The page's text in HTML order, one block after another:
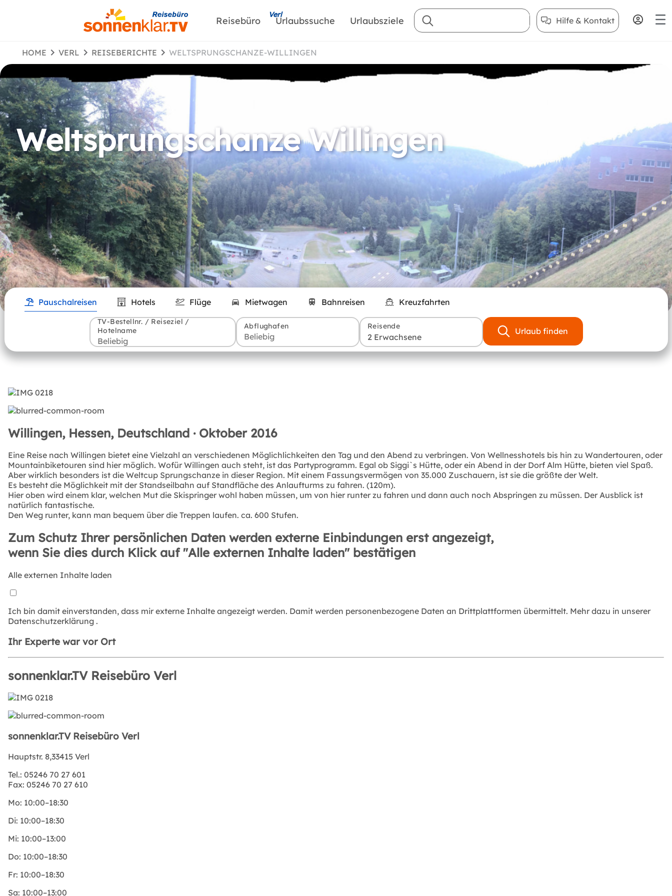
Verl
Reisebüro Urlaubssuche Urlaubsziele Hilfe & Kontakt
HOME VERL REISEBERICHTE WELTSPRUNGSCHANZE-WILLINGEN
Weltsprungschanze Willingen
Pauschalreisen Hotels Flüge Mietwagen Bahnreisen Kreuzfahrten
TV-Bestellnr. / Reiseziel /
Hotelname
Abflughafen Reisende
2 Erwachsene
Urlaub finden
Willingen, Hessen, Deutschland · Oktober 2016
Eine Reise nach Willingen bietet eine Vielzahl an verschiedenen Möglichlichkeiten den Tag und den Abend zu verbringen. Von Wellnesshotels bis hin zu Wandertouren, oder
Mountainbiketouren sind hier möglich. Wofür Willingen auch steht, ist das Partyprogramm. Egal ob Siggi`s Hütte, oder ein Abend in der Dorf Alm Hütte, bieten viel Spaß.
Aber wirklich besonders ist die Weltcup Sprungschanze in dieser Region. Mit einem Fassungsvermögen von 35.000 Zuschauern, ist sie die größte der Welt.
Es besteht die Möglichkeit mit der Standseilbahn auf Standfläche des Anlaufturms zu fahren. (120m).
Hier oben wird einem klar, welchen Mut die Skispringer wohl haben müssen, um von hier runter zu fahren und dann auch noch Abspringen zu müssen. Der Ausblick ist
natürlich fantastische.
Den Weg runter, kann man bequem über die Treppen laufen. ca. 600 Stufen.
Zum Schutz Ihrer persönlichen Daten werden externe Einbindungen erst angezeigt,
wenn Sie dies durch Klick auf "Alle externen Inhalte laden" bestätigen
Alle externen Inhalte laden
Ich bin damit einverstanden, dass mir externe Inhalte angezeigt werden. Damit werden personenbezogene Daten an Drittplattformen übermittelt. Mehr dazu in unserer
Datenschutzerklärung .
Ihr Experte war vor Ort
sonnenklar.TV Reisebüro Verl
sonnenklar.TV Reisebüro Verl
Hauptstr. 8,33415 Verl
Tel.: 05246 70 27 601
Fax: 05246 70 27 610
Mo: 10:00–18:30
Di: 10:00–18:30
Mi: 10:00–13:00
Do: 10:00–18:30
Fr: 10:00–18:30
Sa: 10:00–13:00